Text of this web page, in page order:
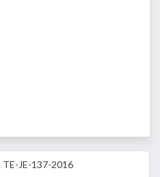
JE-137-2016